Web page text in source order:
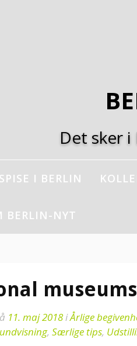
Det sker
SPISE I BERLIN
BERLIN-NYT
11. maj 2018iÅrlige
, Særlige tips,